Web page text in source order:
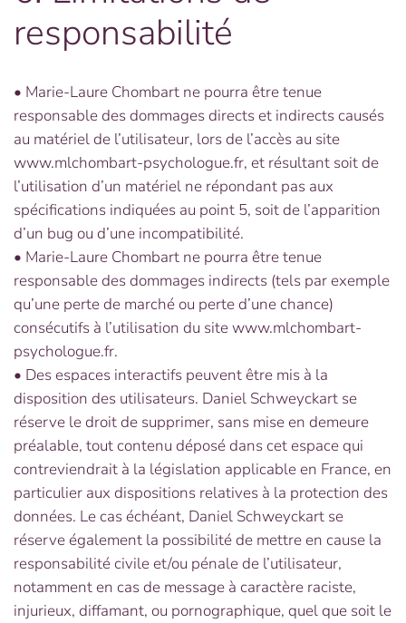
responsabilité
• Marie-Laure Chombart ne pourra être tenue
responsable des dommages directs et indirects causés
au matériel de l’utilisateur, lors de l’accès au site
www.mlchombart-psychologue.fr, et résultant soit de
l’utilisation d’un matériel ne répondant pas aux
spécifications indiquées au point 5, soit de l’apparition
d’un bug ou d’une incompatibilité.
• Marie-Laure Chombart ne pourra être tenue
responsable des dommages indirects (tels par exemple
qu’une perte de marché ou perte d’une chance)
consécutifs à l’utilisation du site www.mlchombart-
psychologue.fr.
• Des espaces interactifs peuvent être mis à la
disposition des utilisateurs. Daniel Schweyckart se
réserve le droit de supprimer, sans mise en demeure
préalable, tout contenu déposé dans cet espace qui
contreviendrait à la législation applicable en France, en
particulier aux dispositions relatives à la protection des
données. Le cas échéant, Daniel Schweyckart se
réserve également la possibilité de mettre en cause la
responsabilité civile et/ou pénale de l’utilisateur,
notamment en cas de message à caractère raciste,
injurieux, diffamant, ou pornographique, quel que soit le